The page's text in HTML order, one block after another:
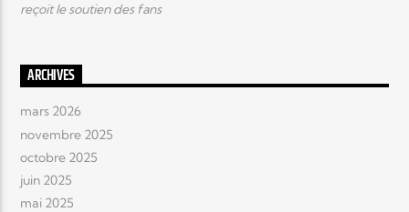
reçoit le soutien des fans
ARCHIVES
mars 2026
novembre 2025
octobre 2025
juin 2025
mai 2025